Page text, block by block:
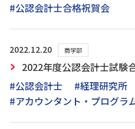
#公認会計士合格祝賀会
2022.12.20 商学部
2022年度公認会計士試験
#公認会計士
#経理研究所
#アカウンタント・プログラ